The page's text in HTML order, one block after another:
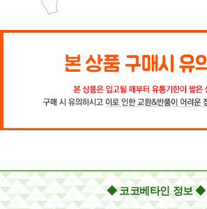
◆ 코코베타인 정보 ◆